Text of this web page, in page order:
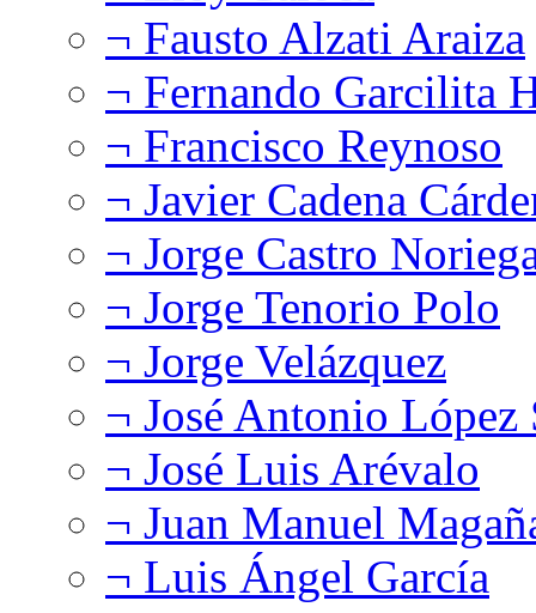
¬ Fausto Alzati Araiza
¬ Fernando Garcilita
¬ Francisco Reynoso
¬ Javier Cadena
¬ Jorge Castro
¬ Jorge Tenorio Polo
¬ Jorge Velázquez
¬ José Antonio López
¬ José Luis Arévalo
¬ Juan Manuel
¬ Luis Ángel García